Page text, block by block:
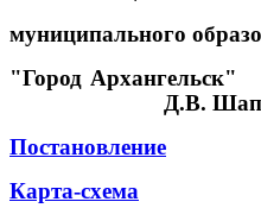
муниципального
"Город Архангельск"
Д.В.
Постановление
Карта-схема